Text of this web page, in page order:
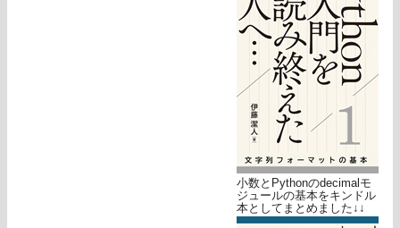
小数とPythonのdecimalモ
ジュールの基本をキンドル
本としてまとめました↓↓